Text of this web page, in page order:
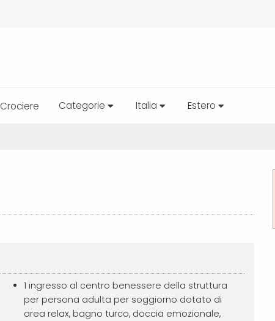
Crociere Categorie Italia Estero
1 ingresso al centro benessere della struttura
per persona adulta per soggiorno dotato di
area relax, bagno turco, doccia emozionale,